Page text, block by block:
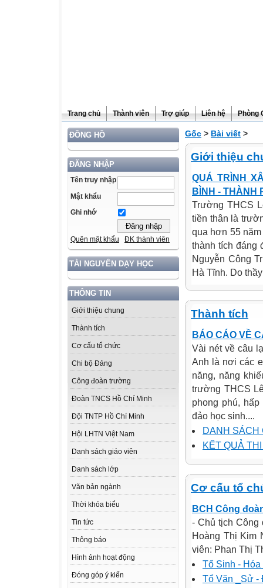
Trang chủ Thành viên Trợ giúp Liên hệ Phòng
ĐỒNG HỒ
ĐĂNG NHẬP
Tên truy nhập
Mật khẩu
Ghi nhớ
Quên mật khẩu ĐK thành viên
TÀI NGUYÊN DẠY HỌC
THÔNG TIN
Giới thiệu chung
Thành tích
Cơ cấu tổ chức
Chi bộ Đảng
Công đoàn trường
Đoàn TNCS Hồ Chí Minh
Đội TNTP Hồ Chí Minh
Hội LHTN Việt Nam
Danh sách giáo viên
Danh sách lớp
Văn bản ngành
Thời khóa biểu
Tin tức
Thông báo
Hình ảnh hoạt động
Đóng góp ý kiến
Gốc > Bài viết >
Giới thiệu
QUÁ TRÌNH
BÌNH - THÀNH
Trường THCS
tiền thân là
qua hơn 55
thành tích đáng
Nguyễn Công
Hà Tĩnh. Do
Thành tích
BÁO CÁO VỀ
Vài nét về câu
Anh là nơi các
năng, năng
trường THCS
phong phú,
đảo học sinh....
DANH SÁCH
KẾT QUẢ
Cơ cấu tổ
BCH Công
- Chủ tịch Công
Hoàng Thị Kim
viên: Phan Thị
Tổ Sinh -
Tổ Văn _Sử -